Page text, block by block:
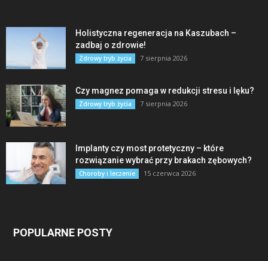
Holistyczna regeneracja na Kaszubach –
zadbaj o zdrowie!
Zdrowy tryb życia 7 sierpnia 2026
Czy magnez pomaga w redukcji stresu i lęku?
Zdrowy tryb życia 7 sierpnia 2026
Implanty czy most protetyczny – które
rozwiązanie wybrać przy brakach zębowych?
Choroby i leczenie 15 czerwca 2026
POPULARNE POSTY